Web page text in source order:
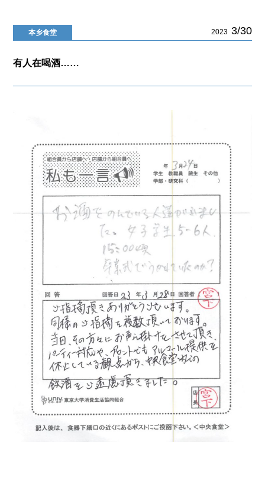
本乡食堂 2023 3/30
有人在喝酒……